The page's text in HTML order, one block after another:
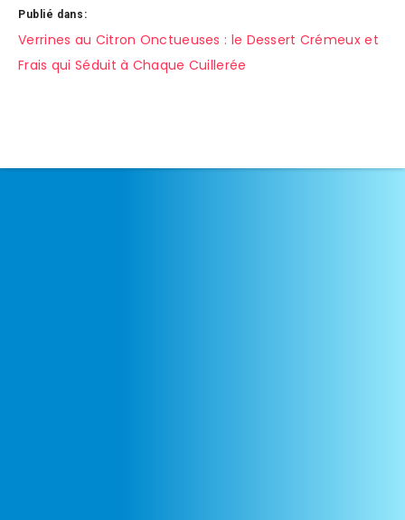
Publié dans:
Navigation
de
Verrines au Citron Onctueuses : le Dessert Crémeux et
Frais qui Séduit à Chaque Cuillerée